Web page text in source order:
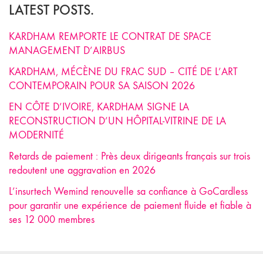
LATEST POSTS.
KARDHAM REMPORTE LE CONTRAT DE SPACE
MANAGEMENT D’AIRBUS
KARDHAM, MÉCÈNE DU FRAC SUD – CITÉ DE L’ART
CONTEMPORAIN POUR SA SAISON 2026
EN CÔTE D’IVOIRE, KARDHAM SIGNE LA
RECONSTRUCTION D’UN HÔPITAL-VITRINE DE LA
MODERNITÉ
Retards de paiement : Près deux dirigeants français sur trois
redoutent une aggravation en 2026
L’insurtech Wemind renouvelle sa confiance à GoCardless
pour garantir une expérience de paiement fluide et fiable à
ses 12 000 membres